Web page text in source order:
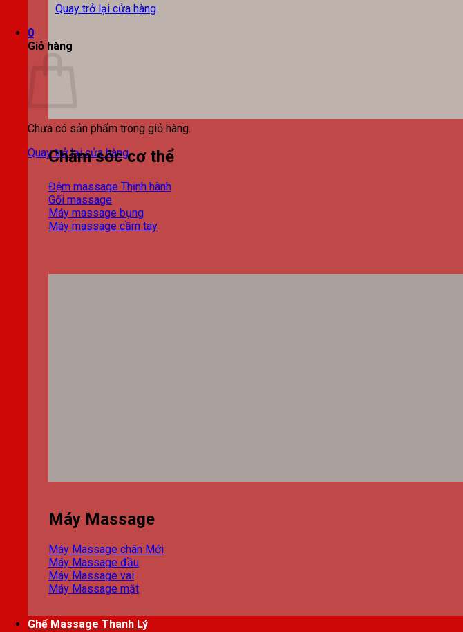
Quay trở lại cửa hàng
0
Giỏ hàng
Chưa có sản phẩm trong giỏ hàng.
Quay trở lại cửa hàng
Chăm sóc cơ thể
Đệm massage
Gối massage
Máy massage bụng
Máy massage cầm tay
Máy Massage
Máy Massage chân
Máy Massage đầu
Máy Massage vai
Máy Massage mặt
Ghế Massage Thanh Lý